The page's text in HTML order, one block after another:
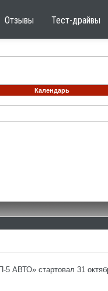
Отзывы Тест-драйвы
Календарь
АВТО» стартовал 31